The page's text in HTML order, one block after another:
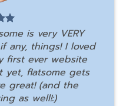
is very VERY
any, things! I loved
first ever website
yet, flatsome gets
great! (and the
as well!:)